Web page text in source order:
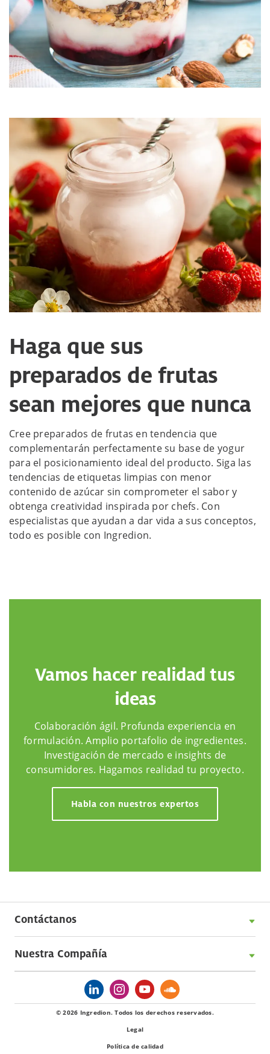
Haga que sus
preparados de frutas
sean mejores que nunca
Cree preparados de frutas en tendencia que
complementarán perfectamente su base de yogur
para el posicionamiento ideal del producto. Siga las
tendencias de etiquetas limpias con menor
contenido de azúcar sin comprometer el sabor y
obtenga creatividad inspirada por chefs. Con
especialistas que ayudan a dar vida a sus conceptos,
todo es posible con Ingredion.
Vamos hacer realidad tus
ideas
Colaboración ágil. Profunda experiencia en
formulación. Amplio portafolio de ingredientes.
Investigación de mercado e insights de
consumidores. Hagamos realidad tu proyecto.
Habla con nuestros expertos
Contáctanos
Nuestra Compañía
© 2026 Ingredion. Todos los derechos reservados.
Legal
Política de calidad